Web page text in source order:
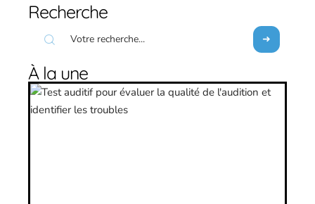
Recherche
À la une